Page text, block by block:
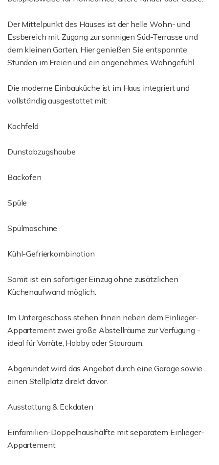
Der Mittelpunkt des Hauses ist der helle Wohn- und
Essbereich mit Zugang zur sonnigen Süd-Terrasse und
dem kleinen Garten. Hier genießen Sie entspannte
Stunden im Freien und ein angenehmes Wohngefühl.
Die moderne Einbauküche ist im Haus integriert und
vollständig ausgestattet mit:
Kochfeld
Dunstabzugshaube
Backofen
Spüle
Spülmaschine
Kühl-Gefrierkombination
Somit ist ein sofortiger Einzug ohne zusätzlichen
Küchenaufwand möglich.
Im Untergeschoss stehen Ihnen neben dem Einlieger-
Appartement zwei große Abstellräume zur Verfügung -
ideal für Vorräte, Hobby oder Stauraum.
Abgerundet wird das Angebot durch eine Garage sowie
einen Stellplatz direkt davor.
Ausstattung & Eckdaten
Einfamilien-Doppelhaushälfte mit separatem Einlieger-
Appartement